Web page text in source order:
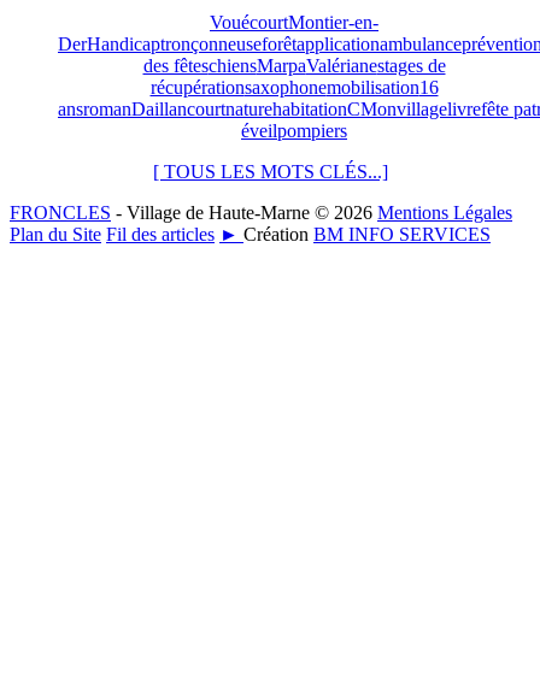
VouécourtMontier-en-
DerHandicaptronçonneuseforêtapplicationambulance
des fêteschiensMarpaValérianestages de
récupérationsaxophonemobilisation16
ansromanDaillancourtnaturehabitationCMonvillagelivrefête
éveilpompiers
[ TOUS LES MOTS CLÉS...]
FRONCLES - Village de Haute-Marne © 2026 Mentions Légales
Plan du Site Fil des articles ► Création BM INFO SERVICES